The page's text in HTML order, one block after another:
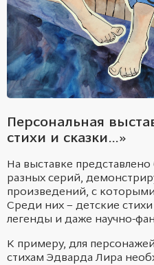
Персональная
стихи и сказки…»
На выставке
разных серий,
произведений, с
Среди них – детские
легенды и даже научно-
К примеру, для
стихам Эдварда Лира